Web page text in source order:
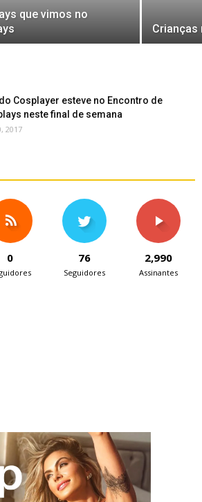
que vimos no
Crianças
Cosplayer esteve no Encontro de
neste final de semana
2017
0 76
Seguidores
2,990
Assinantes